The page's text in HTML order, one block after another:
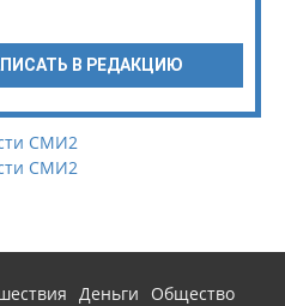
В РЕДАКЦИЮ
СМИ2
СМИ2
Деньги
Общество